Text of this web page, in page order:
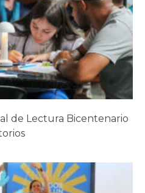
de Lectura Bicentenario